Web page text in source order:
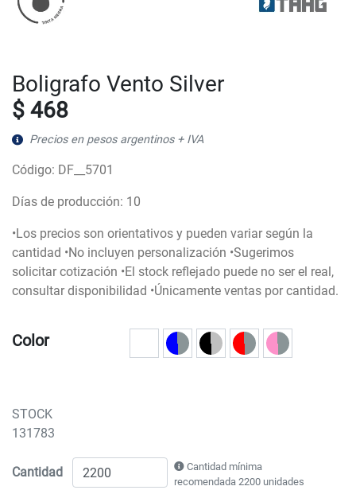
Boligrafo Vento Silver
$ 468
Precios en pesos argentinos + IVA
Código: DF__5701
Días de producción: 10
•Los precios son orientativos y pueden variar según la
cantidad •No incluyen personalización •Sugerimos
solicitar cotización •El stock reflejado puede no ser el real,
consultar disponibilidad •Únicamente ventas por cantidad.
Color
STOCK
131783
Cantidad
Cantidad mínima
recomendada 2200 unidades